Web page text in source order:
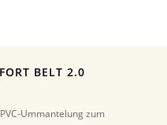
BELT 2.0
Ummantelung zum